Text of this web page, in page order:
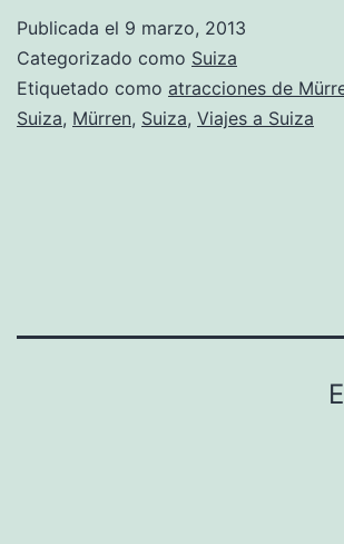
Publicada el 9 marzo, 2013
Categorizado como Suiza
Etiquetado como atracciones de
Suiza, Mürren, Suiza, Viajes a Suiza